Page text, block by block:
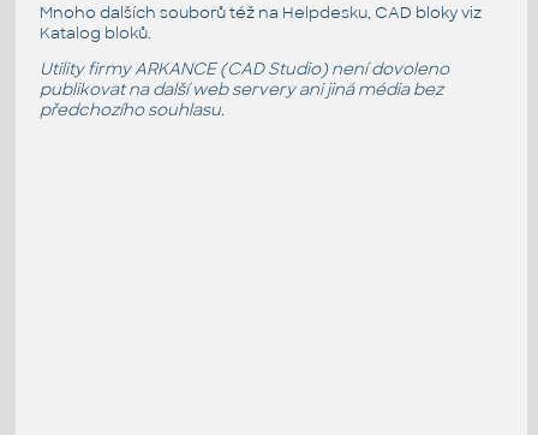
Mnoho dalších souborů též na Helpdesku, CAD bloky viz
Katalog bloků.
Utility firmy ARKANCE (CAD Studio) není dovoleno
publikovat na další web servery ani jiná média bez
předchozího souhlasu.